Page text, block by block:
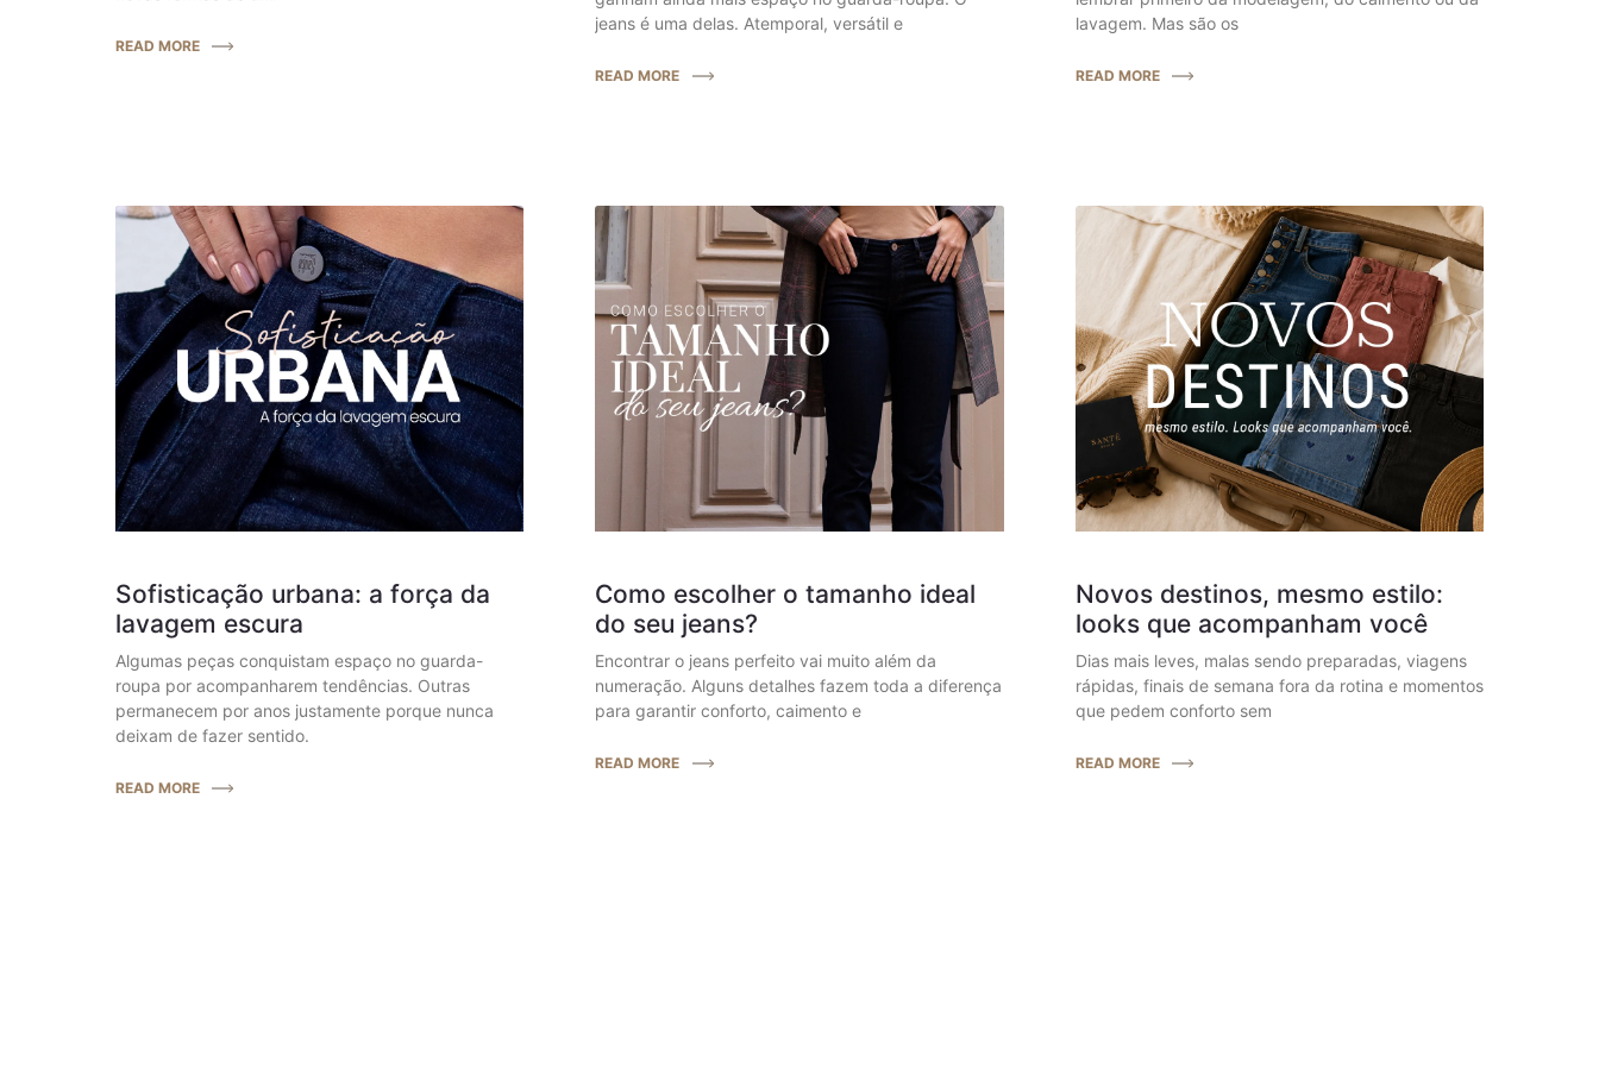
READ MORE
jeans é uma delas. Atemporal, versátil e
READ MORE
lavagem. Mas são os
READ MORE
Sofisticação urbana: a força da
lavagem escura
Algumas peças conquistam espaço no guarda-
roupa por acompanharem tendências. Outras
permanecem por anos justamente porque nunca
deixam de fazer sentido.
READ MORE
Como escolher o tamanho ideal
do seu jeans?
Encontrar o jeans perfeito vai muito além da
numeração. Alguns detalhes fazem toda a diferença
para garantir conforto, caimento e
READ MORE
Novos destinos, mesmo estilo:
looks que acompanham você
Dias mais leves, malas sendo preparadas, viagens
rápidas, finais de semana fora da rotina e momentos
que pedem conforto sem
READ MORE